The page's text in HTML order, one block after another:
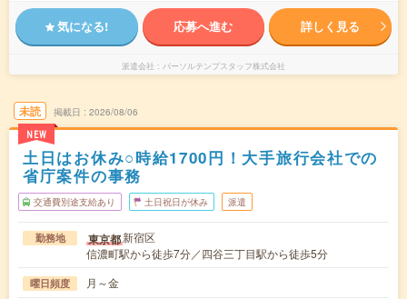
気になる! 応募へ進む 詳しく見る
派遣会社 パーソルテンプスタッフ株式会社
未読
NEW
掲載日 2026/08/06
土日はお休み○時給1700円！大手旅行会社での
省庁案件の事務
交通費別途支給あり 土日祝日が休み 派遣
勤務地 東京都新宿区
信濃町駅から徒歩7分／四谷三丁目駅から徒歩5分
曜日頻度 月～金